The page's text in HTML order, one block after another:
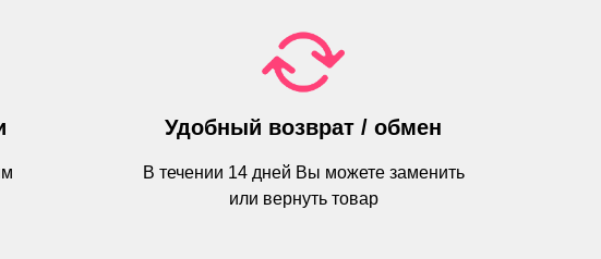
В течении 14 дней Вы можете заменить
или вернуть товар
Удобный возврат / обмен